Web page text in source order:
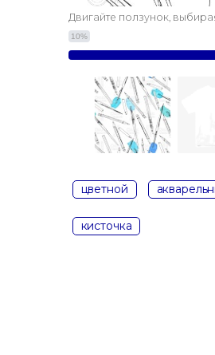
Двигайте ползунок,
10%
цветной
кисточка